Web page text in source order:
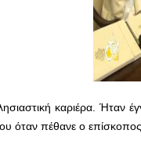
καριέρα.
όταν πέθανε ο